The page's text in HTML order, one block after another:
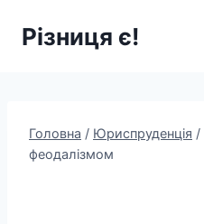
Різниця є!
Головна / Юриспруденція /
феодалізмом